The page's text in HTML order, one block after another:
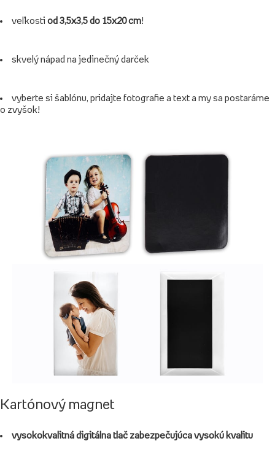
veľkosti od 3,5x3,5 do 15x20 cm!
skvelý nápad na jedinečný darček
vyberte si šablónu, pridajte fotografie a text a my sa postaráme
o zvyšok!
Kartónový magnet
vysokokvalitná digitálna tlač zabezpečujúca vysokú kvalitu